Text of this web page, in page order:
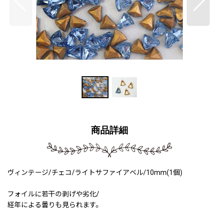
商品詳細
ヴィンテージ/チェコ/ライトサファイアベル/10mm(1個)
フォイルに若干の剥げや劣化/
経年による曇りも見られます。